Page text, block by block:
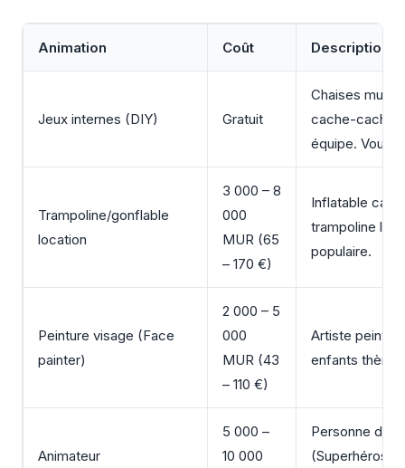
Animation Coût Description
Jeux internes (DIY) Gratuit
Chaises
cache-cache,
équipe. Vous
Trampoline/gonflable
location
3 000 – 8
000
MUR (65
– 170 €)
Inflatable
trampoline
populaire.
Peinture visage (Face
painter)
2 000 – 5
000
MUR (43
– 110 €)
Artiste peint
enfants
Animateur
5 000 –
10 000
Personne
(Superhéros,